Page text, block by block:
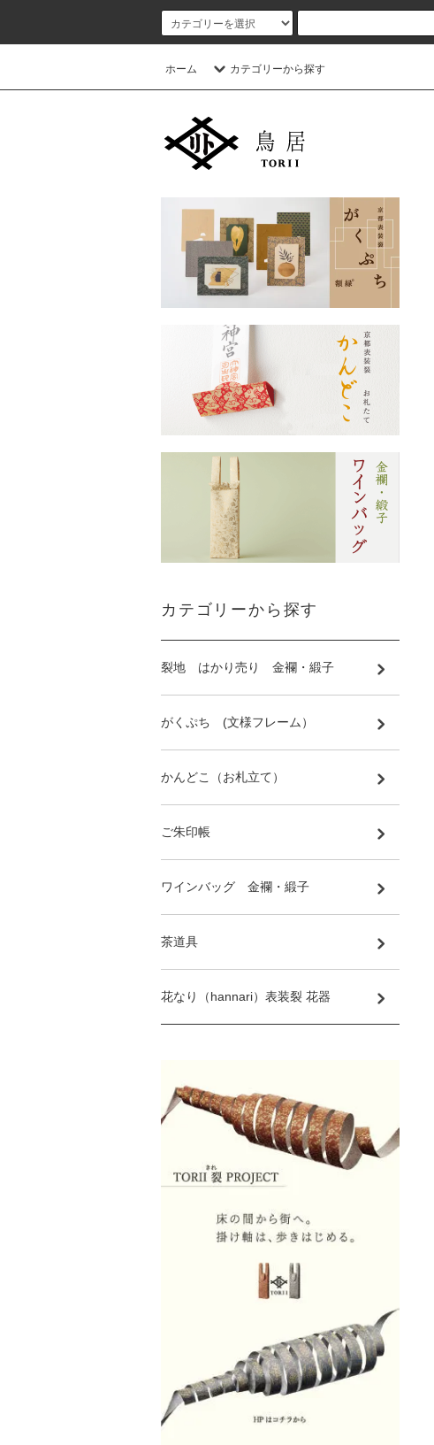
ホーム カテゴリーから探す
カテゴリーから探す
裂地 はかり売り 金襴・緞子
がくぷち (文様フレーム）
かんどこ（お札立て）
ご朱印帳
ワインバッグ 金襴・緞子
茶道具
花なり（hannari）表装裂 花器